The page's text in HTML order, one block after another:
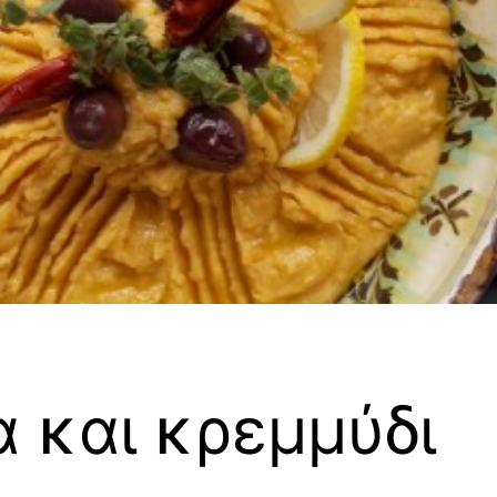
κρεμμύδι